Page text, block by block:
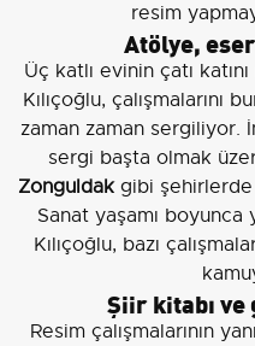
resim
Atölye,
Üç katlı evinin çatı
Kılıçoğlu, çalışmalarını
zaman zaman sergiliyor.
sergi başta olmak
Zonguldakgibi şehirlerde
Sanat yaşamı boyunca
Kılıçoğlu, bazı
Şiir kitabı
Resim çalışmalarının